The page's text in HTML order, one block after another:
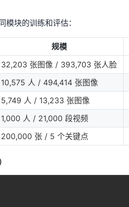
模块的训练和评估：
规模
32,203 张图像 / 393,703 张人脸
10,575 人 / 494,414 张图像
5,749 人 / 13,233 张图像
1,000 人 / 21,000 段视频
200,000 张 / 5 个关键点